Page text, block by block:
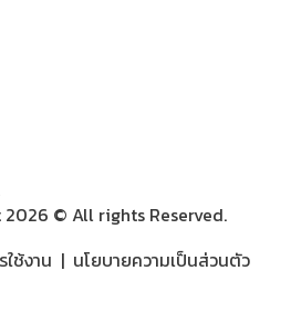
© All rights Reserved.
ช้งาน | นโยบายความเป็นส่วนตัว